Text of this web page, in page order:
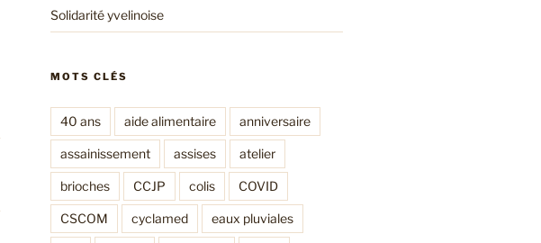
Solidarité yvelinoise
MOTS CLÉS
40 ans aide alimentaire anniversaire
assainissement assises atelier
brioches CCJP colis COVID
CSCOM cyclamed eaux pluviales